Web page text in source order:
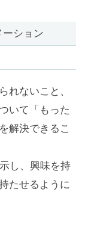
ション
れないこと、
いて「もった
解決できるこ
し、興味を持
たせるように